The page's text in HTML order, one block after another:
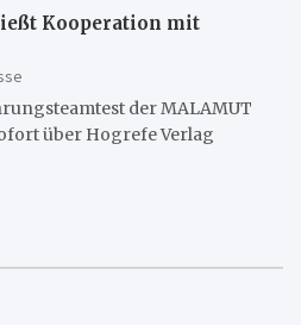
Kooperation mit
der MALAMUT
über Hogrefe Verlag